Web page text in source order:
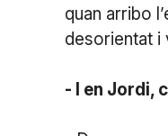
quan arribo
desorientat i
- I en Jordi,